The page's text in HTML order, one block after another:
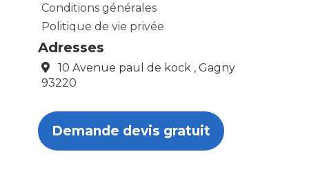
Conditions générales
Politique de vie privée
Adresses
10 Avenue paul de kock , Gagny
93220
Demande devis gratuit